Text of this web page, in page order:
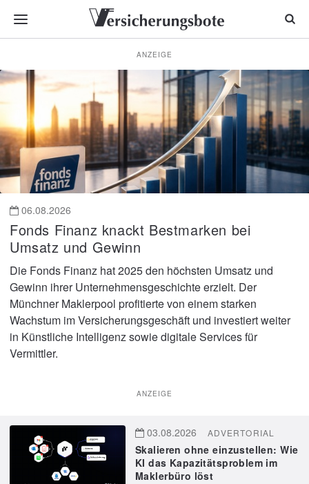
ANZEIGE
Nachrichten
für
Versicherungsmakler
und
Vermittler
06.08.2026
Fonds Finanz knackt Bestmarken bei
Umsatz und Gewinn
Die Fonds Finanz hat 2025 den höchsten Umsatz und
Gewinn ihrer Unternehmensgeschichte erzielt. Der
Münchner Maklerpool profitierte von einem starken
Wachstum im Versicherungsgeschäft und investiert weiter
in Künstliche Intelligenz sowie digitale Services für
Vermittler.
ANZEIGE
03.08.2026 ADVERTORIAL
Skalieren ohne einzustellen: Wie
KI das Kapazitätsproblem im
Maklerbüro löst